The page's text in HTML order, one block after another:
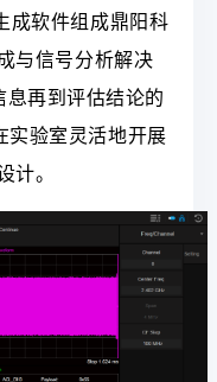
成软件组成鼎阳科
与信号分析解决
再到评估结论的
验室灵活地开展
。